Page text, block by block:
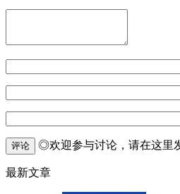
评论 ◎欢迎参与讨论，请在这里
最新文章